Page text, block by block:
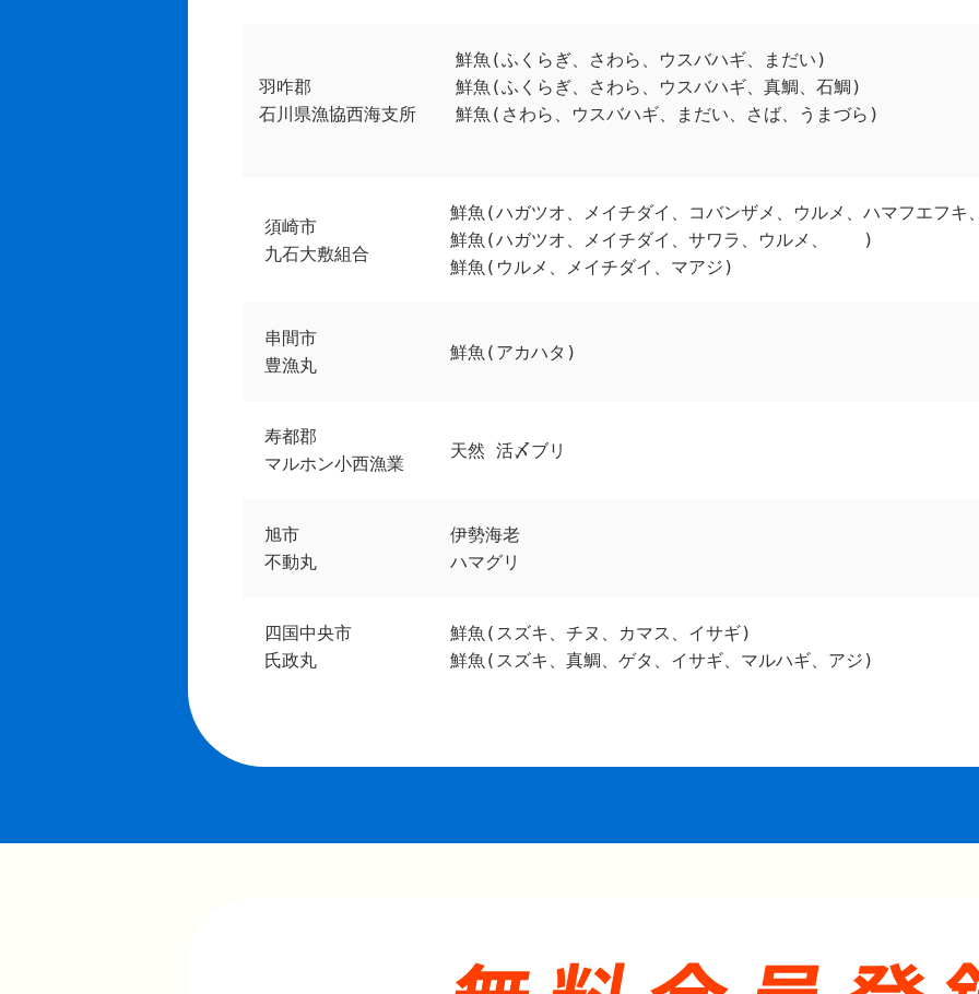
羽咋郡
石川県漁協西海支所
鮮魚(ふくらぎ、さわら、ウスバハギ、まだい)
鮮魚(ふくらぎ、さわら、ウスバハギ、真鯛、石鯛)
鮮魚(さわら、ウスバハギ、まだい、さば、うまづら)
須崎市
九石大敷組合
鮮魚(ハガツオ、メイチダイ、コバンザメ、ウルメ、ハマフエ
鮮魚(ハガツオ、メイチダイ、サワラ、ウルメ、 )
鮮魚(ウルメ、メイチダイ、マアジ)
串間市
豊漁丸
鮮魚(アカハタ)
寿都郡
マルホン小西漁業
天然 活〆ブリ
旭市
不動丸
伊勢海老
ハマグリ
四国中央市
氏政丸
鮮魚(スズキ、チヌ、カマス、イサギ)
鮮魚(スズキ、真鯛、ゲタ、イサギ、マルハギ、アジ)